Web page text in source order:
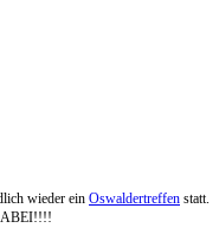
wieder ein Oswaldertreffen statt.